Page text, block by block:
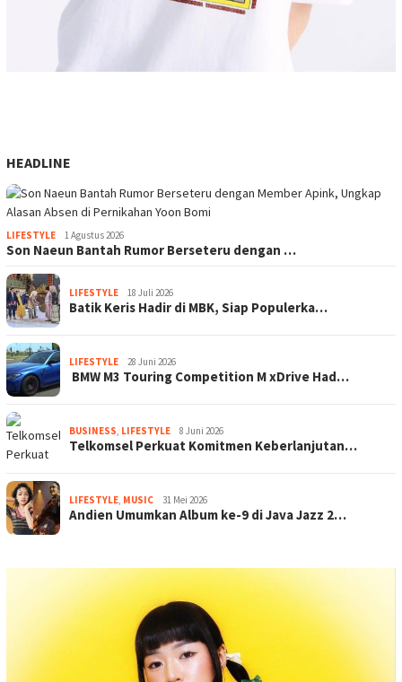
HEADLINE
LIFESTYLE 1 Agustus 2026
Son Naeun Bantah Rumor Berseteru dengan …
LIFESTYLE 18 Juli 2026
Batik Keris Hadir di MBK, Siap Populerka…
LIFESTYLE 28 Juni 2026
BMW M3 Touring Competition M xDrive Had…
BUSINESS, LIFESTYLE 8 Juni 2026
Telkomsel Perkuat Komitmen Keberlanjutan…
LIFESTYLE, MUSIC 31 Mei 2026
Andien Umumkan Album ke-9 di Java Jazz 2…